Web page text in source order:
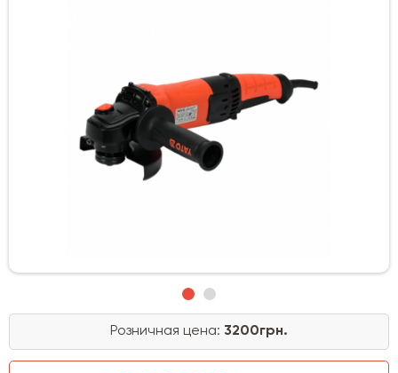
Розничная цена: 3200грн.